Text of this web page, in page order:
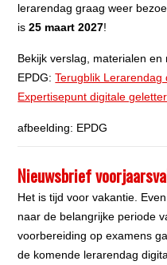
lerarendag graag weer
is25 maart 2027!
Bekijk verslag, materialen
EPDG:Terugblik Lerarendag
Expertisepunt digitale
afbeelding: EPDG
Nieuwsbrief
Het is tijd voor vakantie.
naar de belangrijke periode
voorbereiding op examens
de komende lerarendag